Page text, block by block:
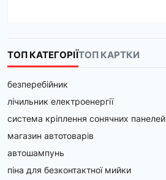
ТОП КАТЕГОРІЇТОП КАРТКИ
безперебійник
лічильник електроенергії
система кріплення сонячних панелей
магазин автотоварів
автошампунь
піна для безконтактної мийки